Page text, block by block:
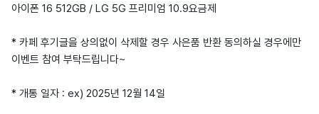
아이폰 16 512GB / LG 5G 프리미엄 10.9요금제
* 카페 후기글을 상의없이 삭제할 경우 사은품 반환 동의하실 경우에만
이벤트 참여 부탁드립니다~
* 개통 일자 : ex) 2025년 12월 14일